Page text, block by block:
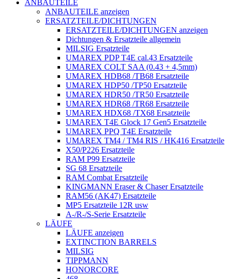
ANBAUTEILE
ANBAUTEILE anzeigen
ERSATZTEILE/DICHTUNGEN
ERSATZTEILE/DICHTUNGEN anzeigen
Dichtungen & Ersatzteile allgemein
MILSIG Ersatzteile
UMAREX PDP T4E cal.43 Ersatzteile
UMAREX COLT SAA (0.43 + 4,5mm)
UMAREX HDB68 /TB68 Ersatzteile
UMAREX HDP50 /TP50 Ersatzteile
UMAREX HDR50 /TR50 Ersatzteile
UMAREX HDR68 /TR68 Ersatzteile
UMAREX HDX68 /TX68 Ersatzteile
UMAREX T4E Glock 17 Gen5 Ersatzteile
UMAREX PPQ T4E Ersatzteile
UMAREX TM4 / TM4 RIS / HK416 Ersatzteile
X50/P226 Ersatzteile
RAM P99 Ersatzteile
SG 68 Ersatzteile
RAM Combat Ersatzteile
KINGMANN Eraser & Chaser Ersatzteile
RAM56 (AK47) Ersatzteile
MP5 Ersatzteile 12R usw
A-/R-/S-Serie Ersatzteile
LÄUFE
LÄUFE anzeigen
EXTINCTION BARRELS
MILSIG
TIPPMANN
HONORCORE